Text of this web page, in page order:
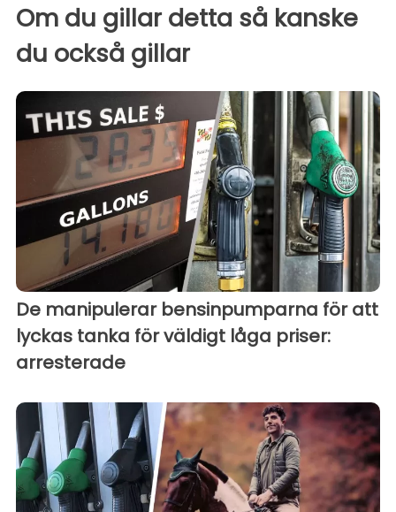
Om du gillar detta så kanske
du också gillar
De manipulerar bensinpumparna för att
lyckas tanka för väldigt låga priser:
arresterade